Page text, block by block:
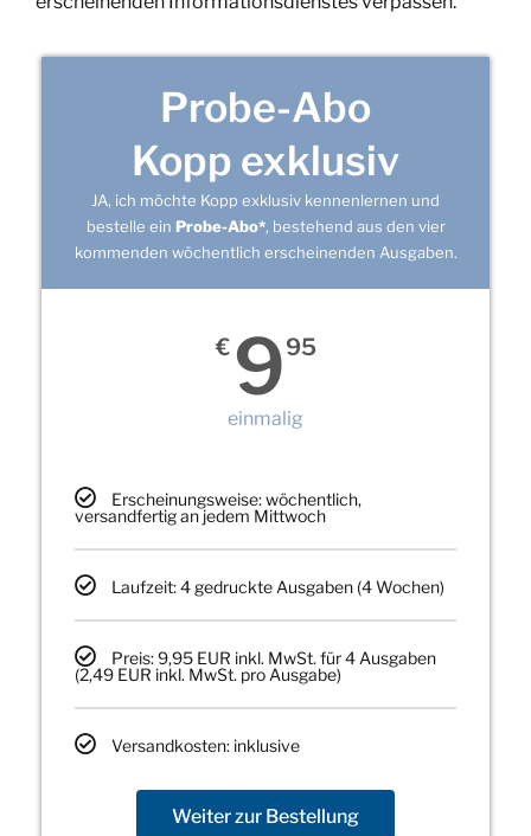
Probe-Abo
Kopp exklusiv
JA, ich möchte Kopp exklusiv kennenlernen und
bestelle ein Probe-Abo*, bestehend aus den vier
kommenden wöchentlich erscheinenden Ausgaben.
€ 995
einmalig
Erscheinungsweise: wöchentlich,
versandfertig an jedem Mittwoch
Laufzeit: 4 gedruckte Ausgaben (4 Wochen)
Preis: 9,95 EUR inkl. MwSt. für 4 Ausgaben
(2,49 EUR inkl. MwSt. pro Ausgabe)
Versandkosten: inklusive
Weiter zur Bestellung